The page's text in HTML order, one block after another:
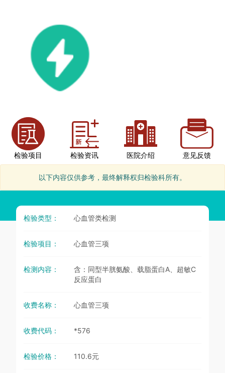
检验项目 检验资讯 医院介绍 意见反馈
以下内容仅供参考，最终解释权归检验科所有。
检验类型： 心血管类检测
检验项目： 心血管三项
检测内容：
含：同型半胱氨酸、载脂蛋白A、超敏C
反应蛋白
收费名称： 心血管三项
收费代码： *576
检验价格： 110.6元